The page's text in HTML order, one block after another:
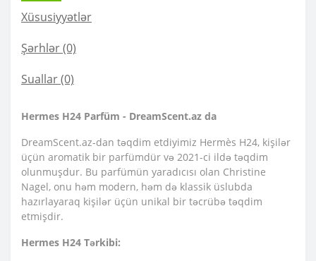
Xüsusiyyətlər
Şərhlər (0)
Suallar(0)
Hermes H24 Parfüm - DreamScent.az da
DreamScent.az-dan təqdim etdiyimiz Hermès H24, kişilər
üçün aromatik bir parfümdür və 2021-ci ildə təqdim
olunmuşdur. Bu parfümün yaradıcısı olan Christine
Nagel, onu həm modern, həm də klassik üslubda
hazırlayaraq kişilər üçün unikal bir təcrübə təqdim
etmişdir.
Hermes H24 Tərkibi: